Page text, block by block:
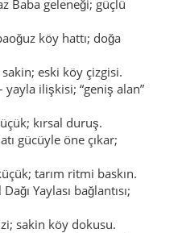
Baba geleneği; güçlü
köy hattı; doğa
eski köy çizgisi.
yayla ilişkisi; “geniş alan”
gücüyle öne çıkar;